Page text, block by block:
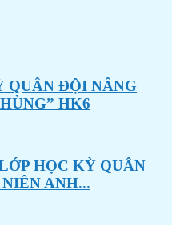
QUÂN ĐỘI NÂNG
HK6
HỌC KỲ QUÂN
ANH...